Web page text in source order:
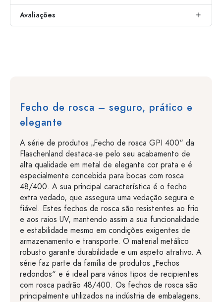
Avaliações
Fecho de rosca – seguro, prático e
elegante
A série de produtos „Fecho de rosca GPI 400“ da
Flaschenland destaca-se pelo seu acabamento de
alta qualidade em metal de elegante cor prata e é
especialmente concebida para bocas com rosca
48/400. A sua principal característica é o fecho
extra vedado, que assegura uma vedação segura e
fiável. Estes fechos de rosca são resistentes ao frio
e aos raios UV, mantendo assim a sua funcionalidade
e estabilidade mesmo em condições exigentes de
armazenamento e transporte. O material metálico
robusto garante durabilidade e um aspeto atrativo. A
série faz parte da família de produtos „Fechos
redondos“ e é ideal para vários tipos de recipientes
com rosca padrão 48/400. Os fechos de rosca são
principalmente utilizados na indústria de embalagens.